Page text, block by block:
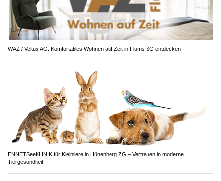
WAZ / Veltus AG: Komfortables Wohnen auf Zeit in Flums SG entdecken
ENNETSeeKLINIK für Kleintiere in Hünenberg ZG – Vertrauen in moderne
Tiergesundheit